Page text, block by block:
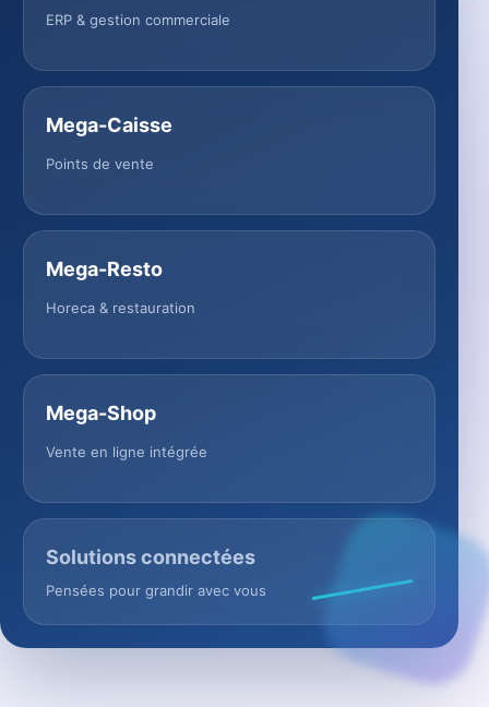
ERP & gestion commerciale
Mega-Caisse
Points de vente
Mega-Resto
Horeca & restauration
Mega-Shop
Vente en ligne intégrée
Solutions connectées
Pensées pour grandir avec vous